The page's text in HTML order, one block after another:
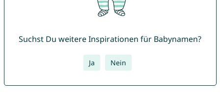
Suchst Du weitere Inspirationen für Babynamen?
Ja Nein